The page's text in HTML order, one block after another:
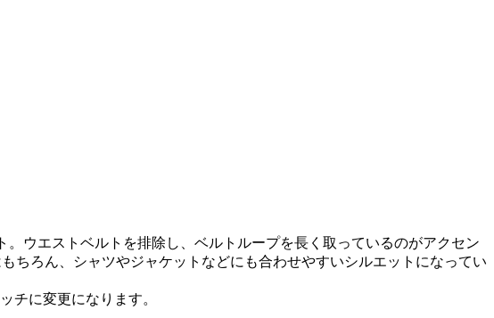
ウエストベルトを排除し、ベルトループを長く取っているのがアクセン
ちろん、シャツやジャケットなどにも合わせやすいシルエットになってい
チに変更になります。